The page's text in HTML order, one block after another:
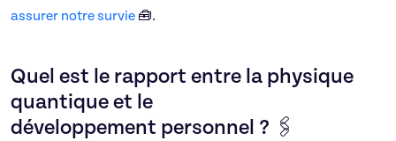
assurer notre survie 🧰.
Quel est le rapport entre la physique
quantique et le
développement personnel ? 🖇️